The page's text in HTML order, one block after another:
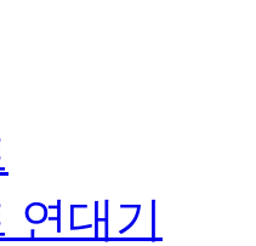
연대기